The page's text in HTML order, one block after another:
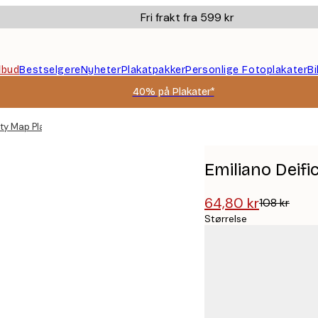
Fri frakt fra 599 kr
BestselgereNyheterPlakatpakkerPersonlige Fotoplakater
40% på Plakater*
Map Plakat
Emiliano
64,80 kr108 kr
Størrelse